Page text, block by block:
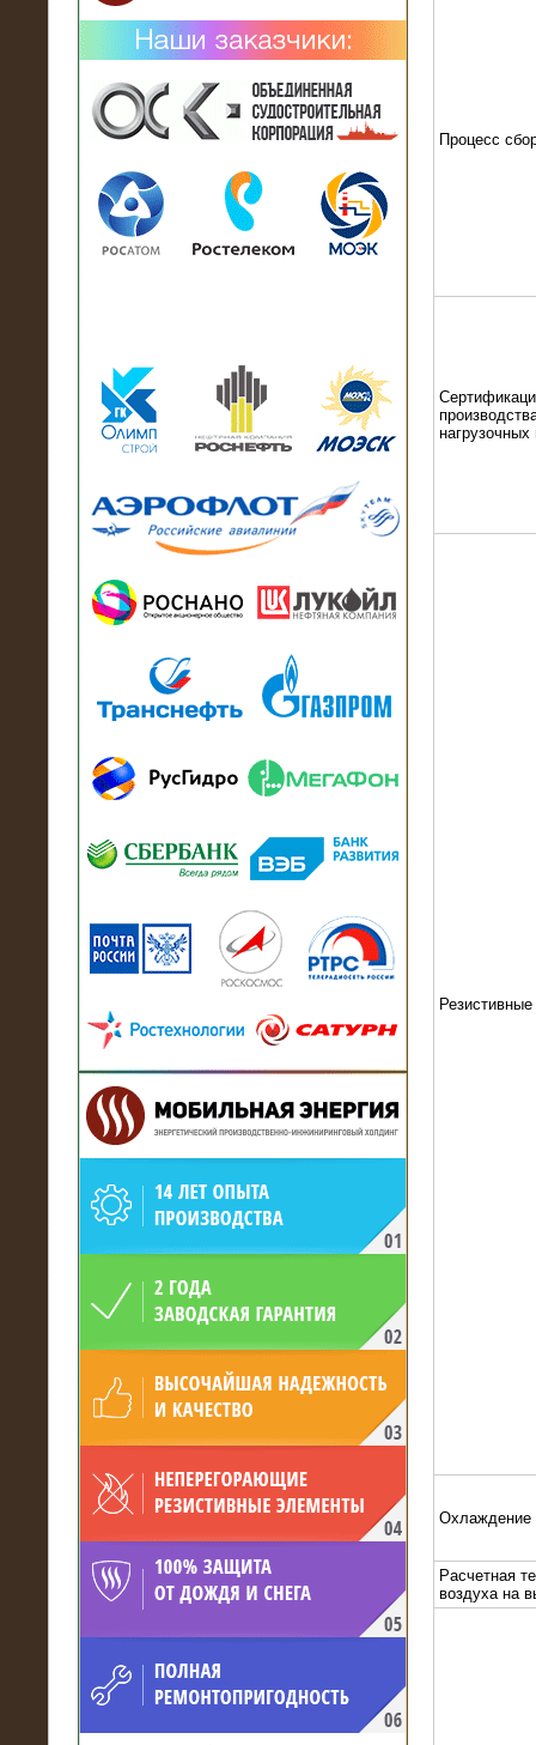
02.02.2019
Нагрузочный комплекс 26 МВт (10
кВ) поставлен в аренду на
13.07.2018
модуль в контейнере 2700 кВА на
Балтийский завод
Активно-реактивные нагрузочные
модули 15 МВт (21,5 МВА) На Кубок
конфедераций
произведён высоковольтный
нагрузочный комплекс 24 МВт с
напряжением 6/10 кВ
15.04.2017
Нагрузочный комплекс 16 МВт с
Процесс
Охлаждение
Расчетная
воздуха на